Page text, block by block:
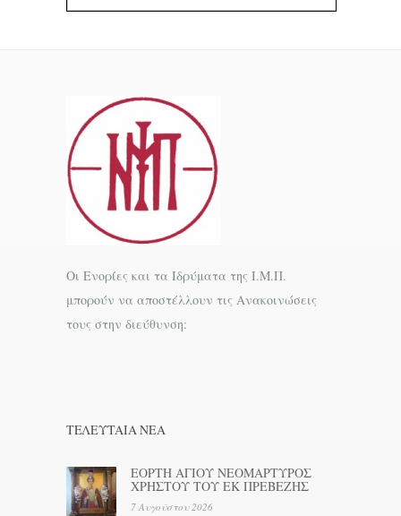
Οι Ενορίες και τα Ιδρύματα της Ι.Μ.Π.
μπορούν να αποστέλλουν τις Ανακοινώσεις
τους στην διεύθυνση:
ΤΕΛΕΥΤΑΊΑ ΝΕΑ
ΕΟΡΤΗ ΑΓΙΟΥ ΝΕΟΜΑΡΤΥΡΟΣ
ΧΡΗΣΤΟΥ ΤΟΥ ΕΚ ΠΡΕΒΕΖΗΣ
7 Αυγούστου 2026